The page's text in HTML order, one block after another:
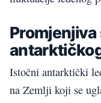
Istočni antarktički
na Zemlji koji se